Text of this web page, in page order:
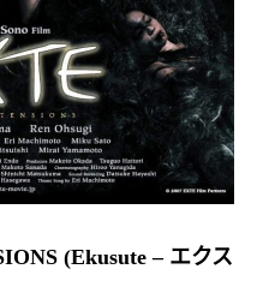
(Ekusute – エクス